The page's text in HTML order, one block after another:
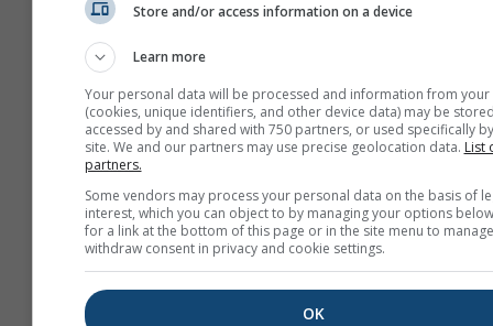
Viac informácií
Store and/or access information on a device
Learn more
Your personal data will be processed and information from your
(cookies, unique identifiers, and other device data) may be
accessed by and shared with 750 partners, or used specifically
site. We and our partners may use precise geolocation data. List
partners.
Some vendors may process your personal data on the basis of
interest, which you can object to by managing your options
for a link at the bottom of this page or in the site menu to
withdraw consent in privacy and cookie settings.
OK